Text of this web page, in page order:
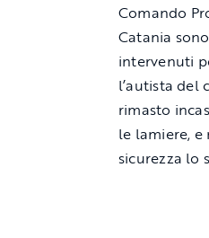
Comando
Catania sono
intervenuti
l’autista del
rimasto
le lamiere,
sicurezza lo